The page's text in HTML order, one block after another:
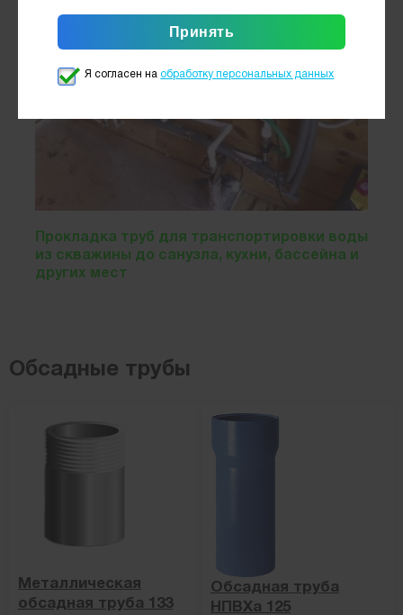
Прокладка труб для транспортировки воды
из скважины до санузла, кухни, бассейна и
других мест
Обсадные трубы
Металлическая
обсадная труба 133
Обсадная труба
НПВХа 125
Я согласен на обработку персональных данных